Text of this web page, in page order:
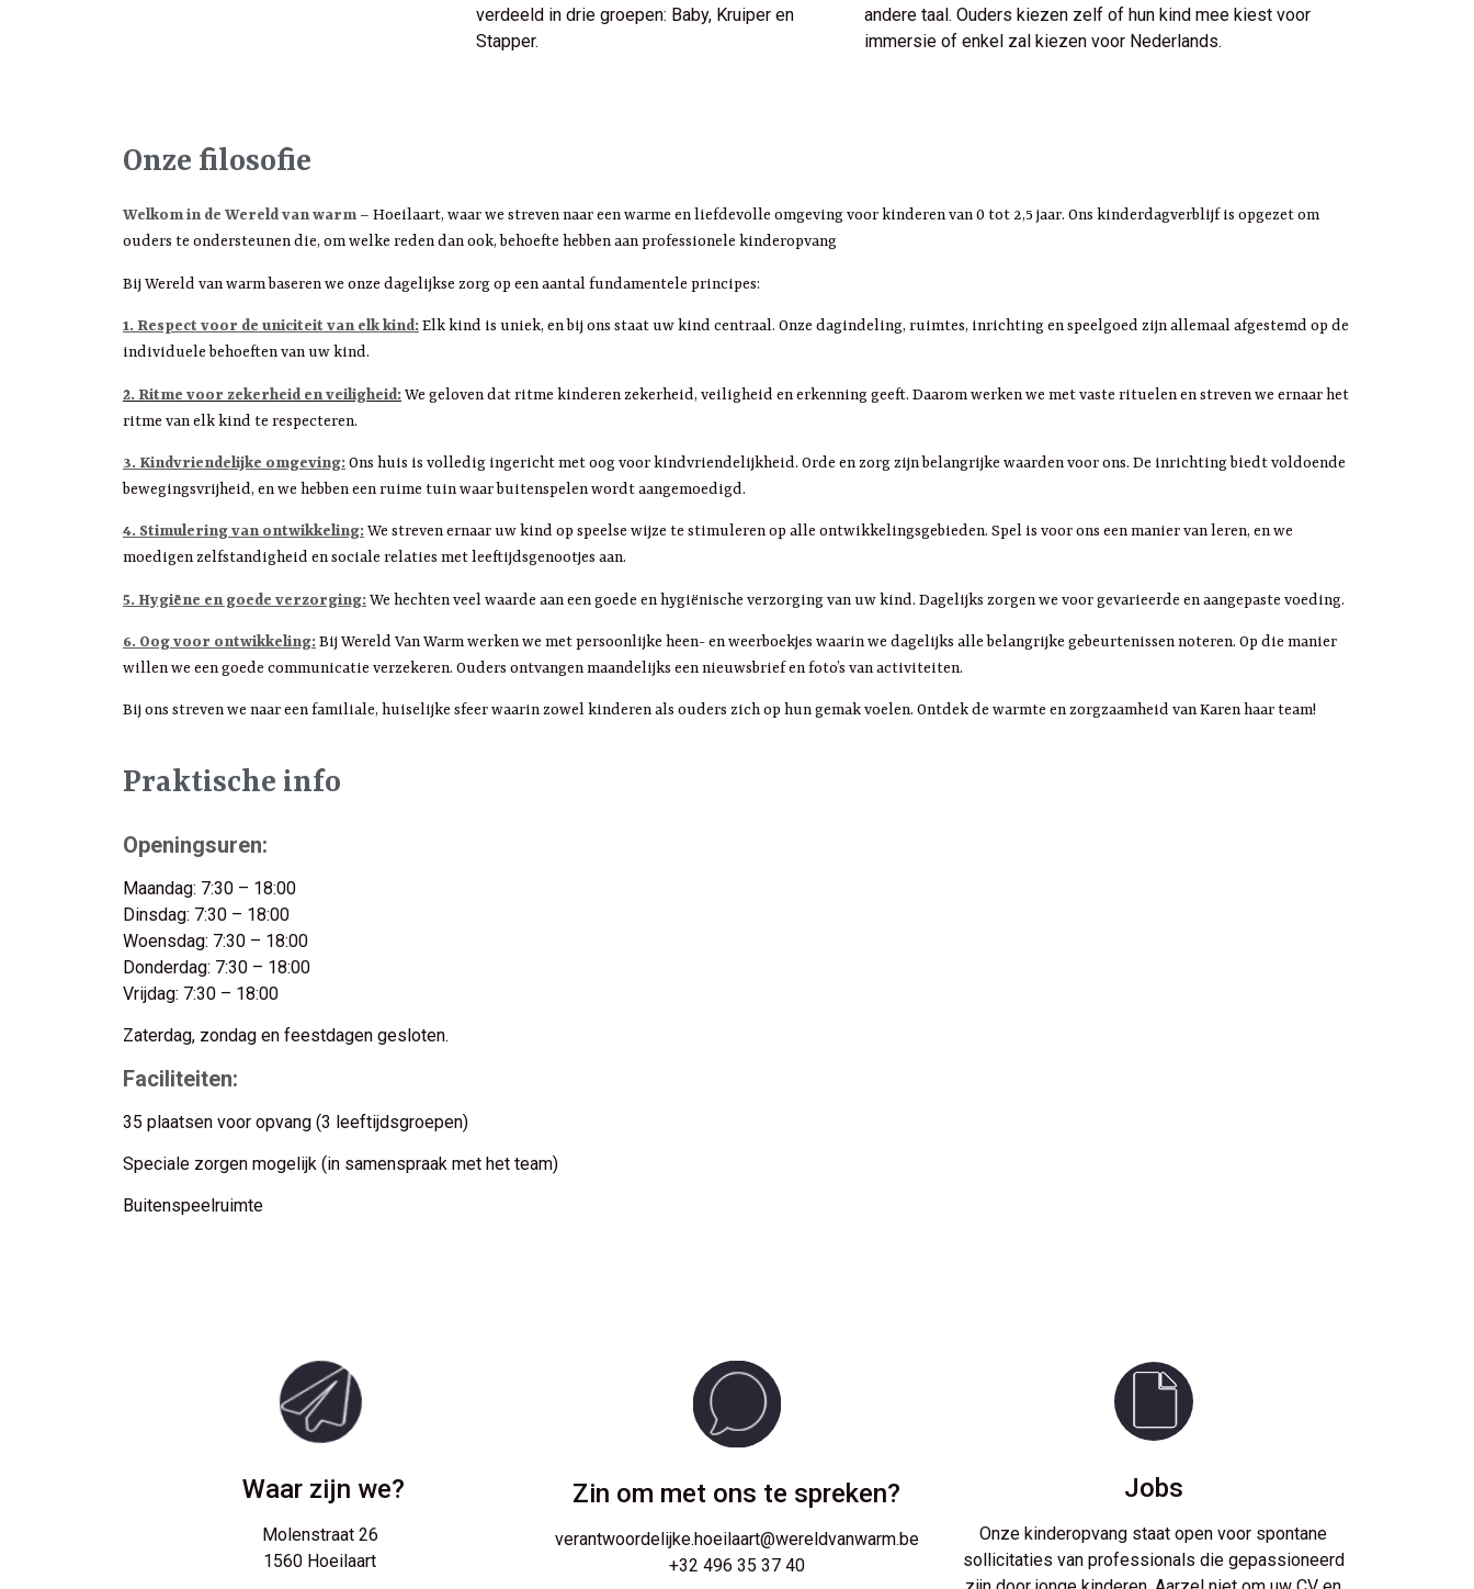
verdeeld in drie groepen: Baby, Kruiper en
Stapper.
andere taal. Ouders kiezen zelf of hun kind mee kiest voor
immersie of enkel zal kiezen voor Nederlands.
Onze filosofie
Welkom in de Wereld van warm– Hoeilaart, waar we streven naar een warme en liefdevolle omgeving voor kinderen van 0 tot 2,5 jaar. Ons kinderdagverblijf is opgezet om
ouders te ondersteunen die, om welke reden dan ook, behoefte hebben aan professionele kinderopvang
Bij Wereld van warm baseren we onze dagelijkse zorg op een aantal fundamentele principes:
1. Respect voor de uniciteit van elk kind: Elk kind is uniek, en bij ons staat uw kind centraal. Onze dagindeling, ruimtes, inrichting en speelgoed zijn allemaal afgestemd op de
individuele behoeften van uw kind.
2. Ritme voor zekerheid en veiligheid: We geloven dat ritme kinderen zekerheid, veiligheid en erkenning geeft. Daarom werken we met vaste rituelen en streven we ernaar het
ritme van elk kind te respecteren.
3. Kindvriendelijke omgeving: Ons huis is volledig ingericht met oog voor kindvriendelijkheid. Orde en zorg zijn belangrijke waarden voor ons. De inrichting biedt voldoende
bewegingsvrijheid, en we hebben een ruime tuin waar buitenspelen wordt aangemoedigd.
4. Stimulering van ontwikkeling: We streven ernaar uw kind op speelse wijze te stimuleren op alle ontwikkelingsgebieden. Spel is voor ons een manier van leren, en we
moedigen zelfstandigheid en sociale relaties met leeftijdsgenootjes aan.
5. Hygiëne en goede verzorging: We hechten veel waarde aan een goede en hygiënische verzorging van uw kind. Dagelijks zorgen we voor gevarieerde en aangepaste voeding.
6. Oog voor ontwikkeling: Bij Wereld Van Warm werken we met persoonlijke heen- en weerboekjes waarin we dagelijks alle belangrijke gebeurtenissen noteren. Op die manier
willen we een goede communicatie verzekeren. Ouders ontvangen maandelijks een nieuwsbrief en foto’s van activiteiten.
Bij ons streven we naar een familiale, huiselijke sfeer waarin zowel kinderen als ouders zich op hun gemak voelen. Ontdek de warmte en zorgzaamheid van Karen haar team!
Praktische info
Openingsuren:
Maandag: 7:30 – 18:00
Dinsdag: 7:30 – 18:00
Woensdag: 7:30 – 18:00
Donderdag: 7:30 – 18:00
Vrijdag: 7:30 – 18:00
Zaterdag, zondag en feestdagen gesloten.
Faciliteiten:
35 plaatsen voor opvang (3 leeftijdsgroepen)
Speciale zorgen mogelijk (in samenspraak met het team)
Buitenspeelruimte
Waar zijn we?
Molenstraat 26
1560 Hoeilaart
Zin om met ons te spreken?
verantwoordelijke.hoeilaart@wereldvanwarm.be
+32 496 35 37 40
Jobs
Onze kinderopvang staat open voor spontane
sollicitaties van professionals die gepassioneerd